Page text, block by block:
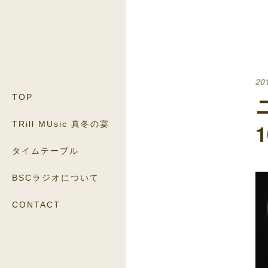
TOP
TRill MUsic 真冬の宴
タイムテーブル
BSCラジオについて
CONTACT